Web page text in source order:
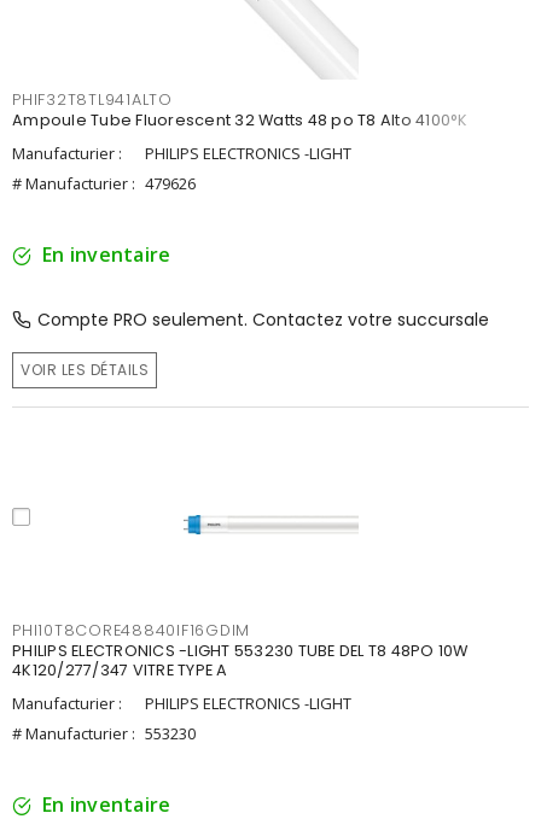
PHIF32T8TL941ALTO
Ampoule Tube Fluorescent 32 Watts 48 po T8 Alto 4100°K
Manufacturier :
PHILIPS ELECTRONICS -LIGHT
# Manufacturier : 479626
En inventaire
Compte PRO seulement. Contactez votre succursale
VOIR LES DÉTAILS
PHI10T8CORE48840IF16GDIM
PHILIPS ELECTRONICS -LIGHT 553230 TUBE DEL T8 48PO 10W
4K120/277/347 VITRE TYPE A
Manufacturier :
PHILIPS ELECTRONICS -LIGHT
# Manufacturier : 553230
En inventaire